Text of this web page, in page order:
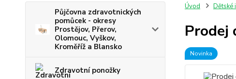
Půjčovna zdravotnických
pomůcek - okresy
Prostějov, Přerov,
Olomouc, Vyškov,
Kroměříž a Blansko
Zdravotní ponožky
Úvod Dětské
Prodej
Novinka